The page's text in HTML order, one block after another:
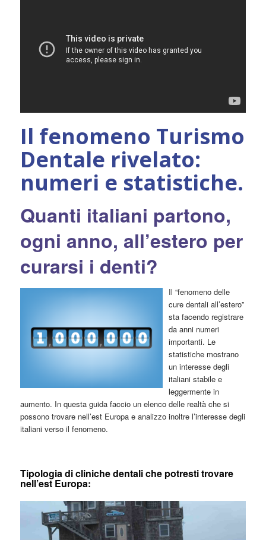
Il fenomeno Turismo
Dentale rivelato:
numeri e statistiche.
Quanti italiani partono,
ogni anno, all’estero per
curarsi i denti?
Il “fenomeno delle
cure dentali all’estero”
sta facendo registrare
da anni numeri
importanti. Le
statistiche mostrano
un interesse degli
italiani stabile e
leggermente in
aumento. In questa guida faccio un elenco delle realtà che si
possono trovare nell’est Europa e analizzo inoltre l’interesse degli
italiani verso il fenomeno.
Tipologia di cliniche dentali che potresti trovare
nell’est Europa: